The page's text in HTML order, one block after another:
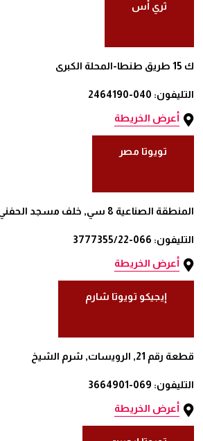
ثري أس
ك 15 طريق طنطا-المحلة الكبرى
التليفون: 040-2464190
أعرض الخريطة
تويوتا مصر
المنطقة الصناعية 8 سي, خلف مسجد الحفني
التليفون: 066-3777355/22
أعرض الخريطة
إيجيكو تويوتا شارم
قطعة رقم 21, الرويسات, شرم الشيخ
التليفون: 069-3664901
أعرض الخريطة